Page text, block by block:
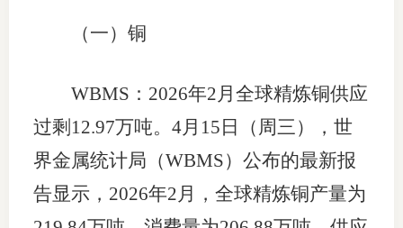
（一）铜
WBMS：2026年2月全球精炼铜供应
过剩12.97万吨。4月15日（周三），世
界金属统计局（WBMS）公布的最新报
告显示，2026年2月，全球精炼铜产量为